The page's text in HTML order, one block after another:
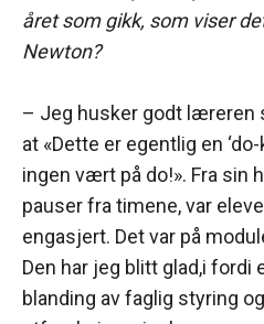
året som gikk, som viser
Newton?
– Jeg husker godt læreren
at «Dette er egentlig en
ingen vært på do!». Fra sin
pauser fra timene, var
engasjert. Det var på
Den har jeg blitt glad,i fordi
blanding av faglig styring